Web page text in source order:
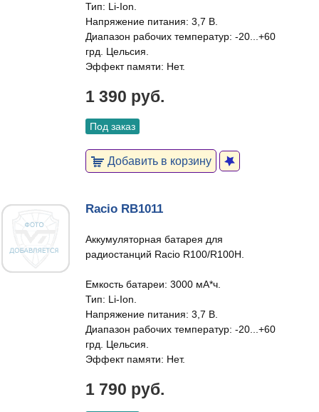
Тип: Li-Ion.
Напряжение питания: 3,7 В.
Диапазон рабочих температур: -20...+60
грд. Цельсия.
Эффект памяти: Нет.
1 390 руб.
Под заказ
Добавить в корзину
Racio RB1011
Аккумуляторная батарея для
радиостанций Racio R100/R100H.
Емкость батареи: 3000 мА*ч.
Тип: Li-Ion.
Напряжение питания: 3,7 В.
Диапазон рабочих температур: -20...+60
грд. Цельсия.
Эффект памяти: Нет.
1 790 руб.